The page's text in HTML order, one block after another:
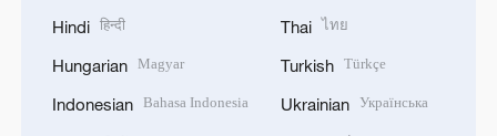
Hindi हिन्दी
Hungarian Magyar
Indonesian Bahasa Indonesia
Thai ไทย
Turkish Türkçe
Ukrainian Українська